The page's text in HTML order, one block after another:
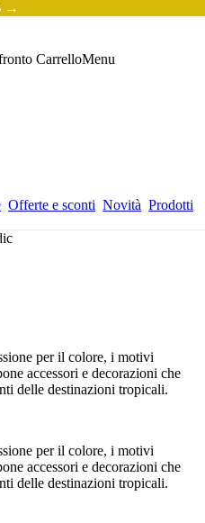
→
CarrelloMenu
Offerte e sconti Novità Prodotti
per il colore, i motivi
accessori e decorazioni che
delle destinazioni tropicali.
per il colore, i motivi
accessori e decorazioni che
delle destinazioni tropicali.